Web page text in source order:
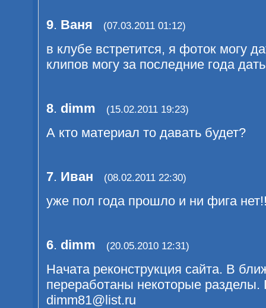
9. Ваня (07.03.2011 01:12)
в клубе встретится, я фоток могу
клипов могу за последние года дать
8. dimm (15.02.2011 19:23)
А кто материал то давать будет?
7. Иван (08.02.2011 22:30)
уже пол года прошло и ни фига
6. dimm (20.05.2010 12:31)
Начата реконструкция сайта. В
переработаны некоторые
dimm81@list.ru